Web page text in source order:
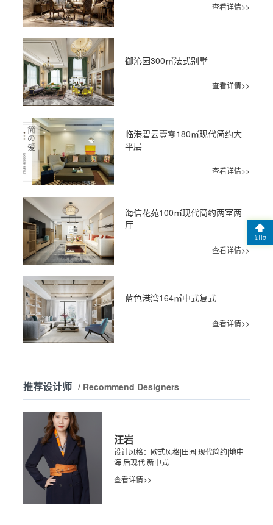
查看详情>>
御沁园300㎡法式别墅
查看详情>>
临港碧云壹零180㎡现代简约大
平层
查看详情>>
海信花苑100㎡现代简约两室两
厅
查看详情>>
蓝色港湾164㎡中式复式
查看详情>>
推荐设计师 / Recommend Designers
汪岩
设计风格：欧式风格|田园|现代简约|地中
海|后现代|新中式
查看详情>>
到顶